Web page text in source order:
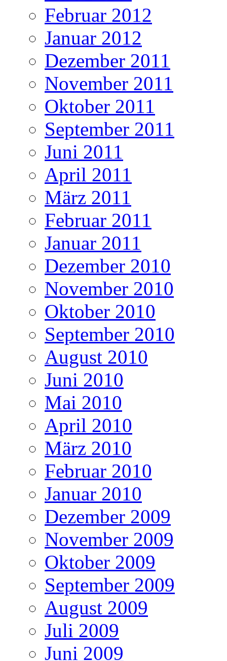
Februar 2012
Januar 2012
Dezember 2011
November 2011
Oktober 2011
September 2011
Juni 2011
April 2011
März 2011
Februar 2011
Januar 2011
Dezember 2010
November 2010
Oktober 2010
September 2010
August 2010
Juni 2010
Mai 2010
April 2010
März 2010
Februar 2010
Januar 2010
Dezember 2009
November 2009
Oktober 2009
September 2009
August 2009
Juli 2009
Juni 2009